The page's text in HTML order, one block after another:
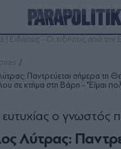
| Ειδήσεις - Οι ειδήσεις από την
Παντρεύεται σήμερα τη
σε κτήμα στη Βάρη - "Είμαι
Λύτρας:
ο γνωστός